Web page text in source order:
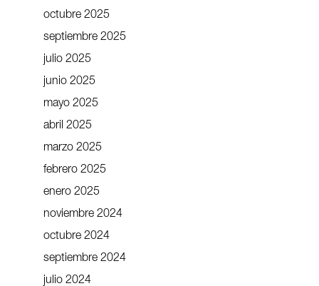
octubre 2025
septiembre 2025
julio 2025
junio 2025
mayo 2025
abril 2025
marzo 2025
febrero 2025
enero 2025
noviembre 2024
octubre 2024
septiembre 2024
julio 2024